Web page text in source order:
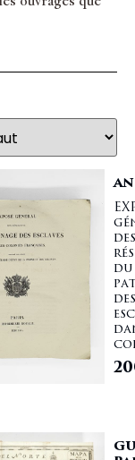
des
du
des